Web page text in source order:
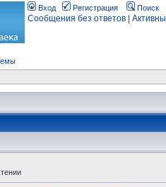
Вход Регистрация Поиск
Сообщения без ответов